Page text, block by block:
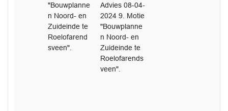
"Bouwplanne
n Noord- en
Zuideinde te
Roelofarend
sveen".
Advies 08-04-
2024 9. Motie
"Bouwplanne
n Noord- en
Zuideinde te
Roelofarends
veen".